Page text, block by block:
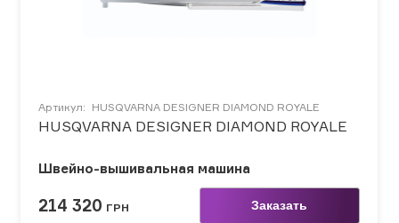
Артикул: HUSQVARNA DESIGNER DIAMOND ROYALE
HUSQVARNA DESIGNER DIAMOND ROYALE
Швейно-вышивальная машина
214 320 ГРН Заказать